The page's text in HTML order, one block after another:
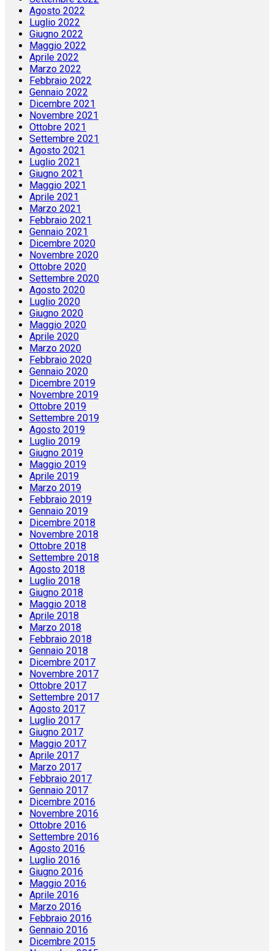
Agosto 2022
Luglio 2022
Giugno 2022
Maggio 2022
Aprile 2022
Marzo 2022
Febbraio 2022
Gennaio 2022
Dicembre 2021
Novembre 2021
Ottobre 2021
Settembre 2021
Agosto 2021
Luglio 2021
Giugno 2021
Maggio 2021
Aprile 2021
Marzo 2021
Febbraio 2021
Gennaio 2021
Dicembre 2020
Novembre 2020
Ottobre 2020
Settembre 2020
Agosto 2020
Luglio 2020
Giugno 2020
Maggio 2020
Aprile 2020
Marzo 2020
Febbraio 2020
Gennaio 2020
Dicembre 2019
Novembre 2019
Ottobre 2019
Settembre 2019
Agosto 2019
Luglio 2019
Giugno 2019
Maggio 2019
Aprile 2019
Marzo 2019
Febbraio 2019
Gennaio 2019
Dicembre 2018
Novembre 2018
Ottobre 2018
Settembre 2018
Agosto 2018
Luglio 2018
Giugno 2018
Maggio 2018
Aprile 2018
Marzo 2018
Febbraio 2018
Gennaio 2018
Dicembre 2017
Novembre 2017
Ottobre 2017
Settembre 2017
Agosto 2017
Luglio 2017
Giugno 2017
Maggio 2017
Aprile 2017
Marzo 2017
Febbraio 2017
Gennaio 2017
Dicembre 2016
Novembre 2016
Ottobre 2016
Settembre 2016
Agosto 2016
Luglio 2016
Giugno 2016
Maggio 2016
Aprile 2016
Marzo 2016
Febbraio 2016
Gennaio 2016
Dicembre 2015